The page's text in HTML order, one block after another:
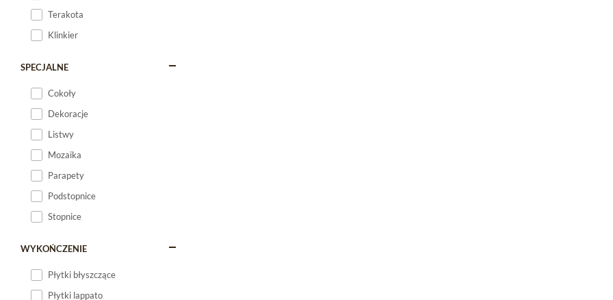
Terakota
Klinkier
SPECJALNE
Cokoły
Dekoracje
Listwy
Mozaika
Parapety
Podstopnice
Stopnice
WYKOŃCZENIE
Płytki błyszczące
Płytki lappato